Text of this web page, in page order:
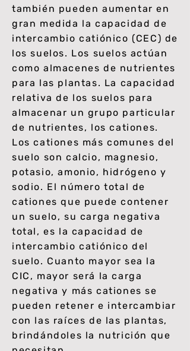
también pueden aumentar en
gran medida la capacidad de
intercambio catiónico (CEC) de
los suelos. Los suelos actúan
como almacenes de nutrientes
para las plantas. La capacidad
relativa de los suelos para
almacenar un grupo particular
de nutrientes, los cationes.
Los cationes más comunes del
suelo son calcio, magnesio,
potasio, amonio, hidrógeno y
sodio. El número total de
cationes que puede contener
un suelo, su carga negativa
total, es la capacidad de
intercambio catiónico del
suelo. Cuanto mayor sea la
CIC, mayor será la carga
negativa y más cationes se
pueden retener e intercambiar
con las raíces de las plantas,
brindándoles la nutrición que